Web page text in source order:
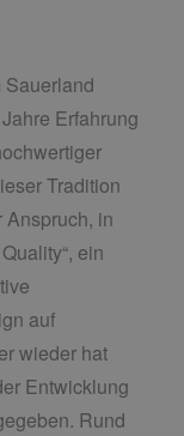
Sauerland
Erfahrung
Tradition
in
ein
auf
wieder hat
Entwicklung
Rund